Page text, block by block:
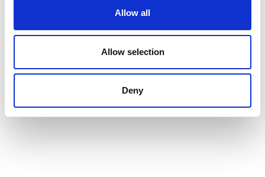
Allow all
Allow selection
Deny
AFM,Company news
masks,Melt blown fabric,